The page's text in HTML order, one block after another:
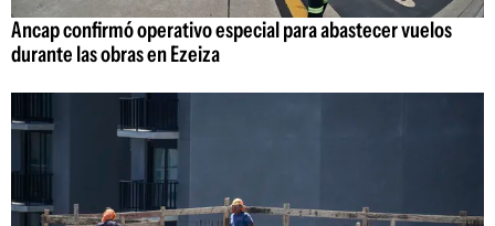
Ancap confirmó operativo especial para abastecer vuelos
durante las obras en Ezeiza